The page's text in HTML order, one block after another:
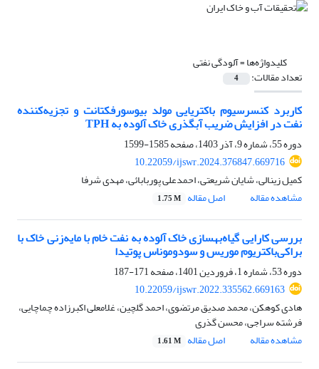
کلیدواژه‌ها =آلودگی نفتی
تعداد مقالات: 4
کاربرد کنسرسیوم باکتریایی مولد بیوسورفکتانت و تجزیه‌کننده
نفت در افزایش ضریب آبگذری خاک آلوده به TPH
دوره 55، شماره 9، آذر 1403، صفحه
1585-1599
10.22059/ijswr.2024.376847.669716
کمیل زینالی، شایان شریعتی، احمدعلی پوربابائی، مهدی شرفا
مشاهده مقاله
اصل مقاله 1.75 M
بررسی کارایی گیاه‌بهسازی خاک آلوده به نفت خام با مایه‌زنی خاک با
براکی‌باکتریوم موریس و سودوموناس پوتیدا
دوره 53، شماره 1، فروردین 1401، صفحه
171-187
10.22059/ijswr.2022.335562.669163
هادی کوهکن، محمد صدیق مرتضوی، احمد گلچین، غلامعلی اکبرزاده چماچایی،
فرشته سراجی، محسن گذری
مشاهده مقاله
اصل مقاله 1.61 M